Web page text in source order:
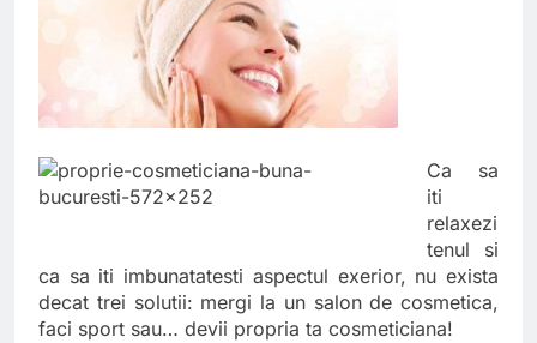
Ca sa
iti
relaxezi
tenul si
ca sa iti imbunatatesti aspectul exerior, nu exista
decat trei solutii: mergi la un salon de cosmetica,
faci sport sau… devii propria ta cosmeticiana!